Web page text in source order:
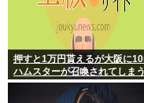
押すと1万円貰えるが大阪に
ハムスターが召喚されてしまう
ボタン